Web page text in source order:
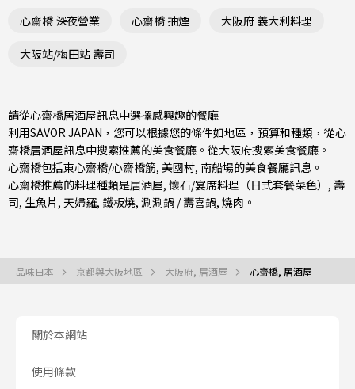
心齋橋 深夜營業 心齋橋 抽煙 大阪府 義大利料理
大阪站/梅田站 壽司
請從心齋橋居酒屋訊息中選擇感興趣的餐廳
利用SAVOR JAPAN，您可以根據您的條件如地區，預算和種類，從心
齋橋居酒屋訊息中搜索推薦的美食餐廳。從大阪府搜索美食餐廳。
心齋橋包括東心齋橋/心齋橋筋, 美國村, 南船場的美食餐廳訊息。
心齋橋推薦的料理種類是居酒屋, 懷石/宴席料理（日式套餐菜色） , 壽
司, 生魚片 , 天婦羅, 鐵板燒, 涮涮鍋 / 壽喜鍋, 燒肉 。
品味日本 京都與大阪地區 大阪府, 居酒屋 心齋橋, 居酒屋
關於本網站
使用條款